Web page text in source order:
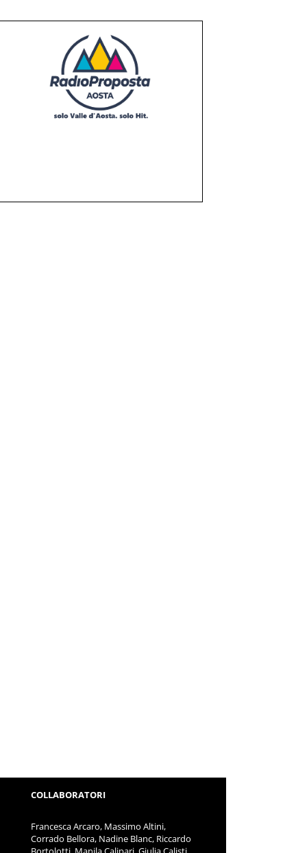
COLLABORATORI
Francesca Arcaro, Massimo Altini,
Corrado Bellora, Nadine Blanc, Riccardo